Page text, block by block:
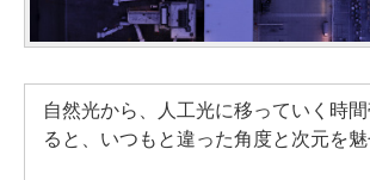
自然光から、人工光に移っていく時
ると、いつもと違った角度と次元を魅